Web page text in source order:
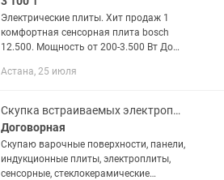
Электрические плиты. Хит продаж 1
комфортная сенсорная плита bosch
12.500. Мощность от 200-3.500 Вт До
отключения. Цена от 3.500 до 16.500
Астана, 25 июля
Скупка встраиваемых электроплит и духовок
Договорная
Скупаю варочные поверхности, панели,
индукционные плиты, электроплиты,
сенсорные, стеклокерамические